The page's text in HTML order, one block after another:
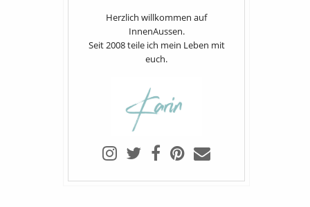
Herzlich willkommen auf
InnenAussen.
Seit 2008 teile ich mein Leben mit
euch.